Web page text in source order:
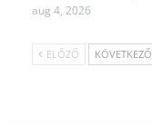
aug 4, 2026
ELŐZŐ KÖVETKEZŐ